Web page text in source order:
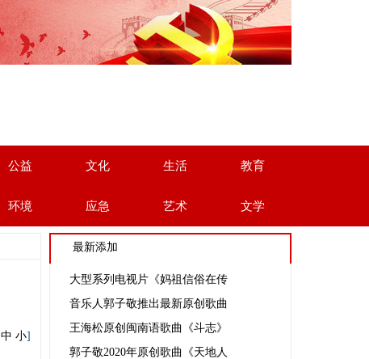
公益 文化 生活 教育
环境 应急 艺术 文学
中 小]
最新添加
大型系列电视片《妈祖信俗在传
音乐人郭子敬推出最新原创歌曲
王海松原创闽南语歌曲《斗志》
郭子敬2020年原创歌曲《天地人